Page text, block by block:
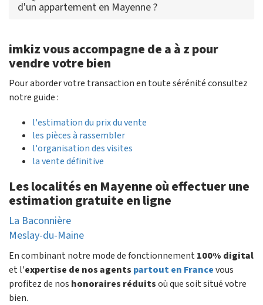
d'un appartement en Mayenne ?
imkiz vous accompagne de a à z pour
vendre votre bien
Pour aborder votre transaction en toute sérénité consultez
notre guide :
l'estimation du prix du vente
les pièces à rassembler
l'organisation des visites
la vente définitive
Les localités en Mayenne où effectuer une
estimation gratuite en ligne
La Baconnière
Meslay-du-Maine
En combinant notre mode de fonctionnement 100% digital
et l'expertise de nos agents partout en Francevous
profitez de nos honoraires réduitsoù que soit situé votre
bien.